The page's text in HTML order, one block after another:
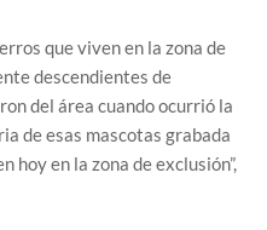
que viven en la zona de
descendientes de
del área cuando ocurrió la
de esas mascotas grabada
hoy en la zona de exclusión”,